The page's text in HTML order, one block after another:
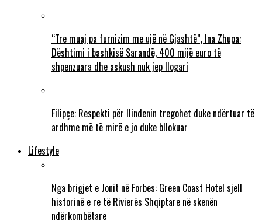
“Tre muaj pa furnizim me ujë në Gjashtë”, Ina Zhupa:
Dështimi i bashkisë Sarandë, 400 mijë euro të
shpenzuara dhe askush nuk jep llogari
Filipçe: Respekti për Ilindenin tregohet duke ndërtuar të
ardhme më të mirë e jo duke bllokuar
Lifestyle
Nga brigjet e Jonit në Forbes: Green Coast Hotel sjell
historinë e re të Rivierës Shqiptare në skenën
ndërkombëtare